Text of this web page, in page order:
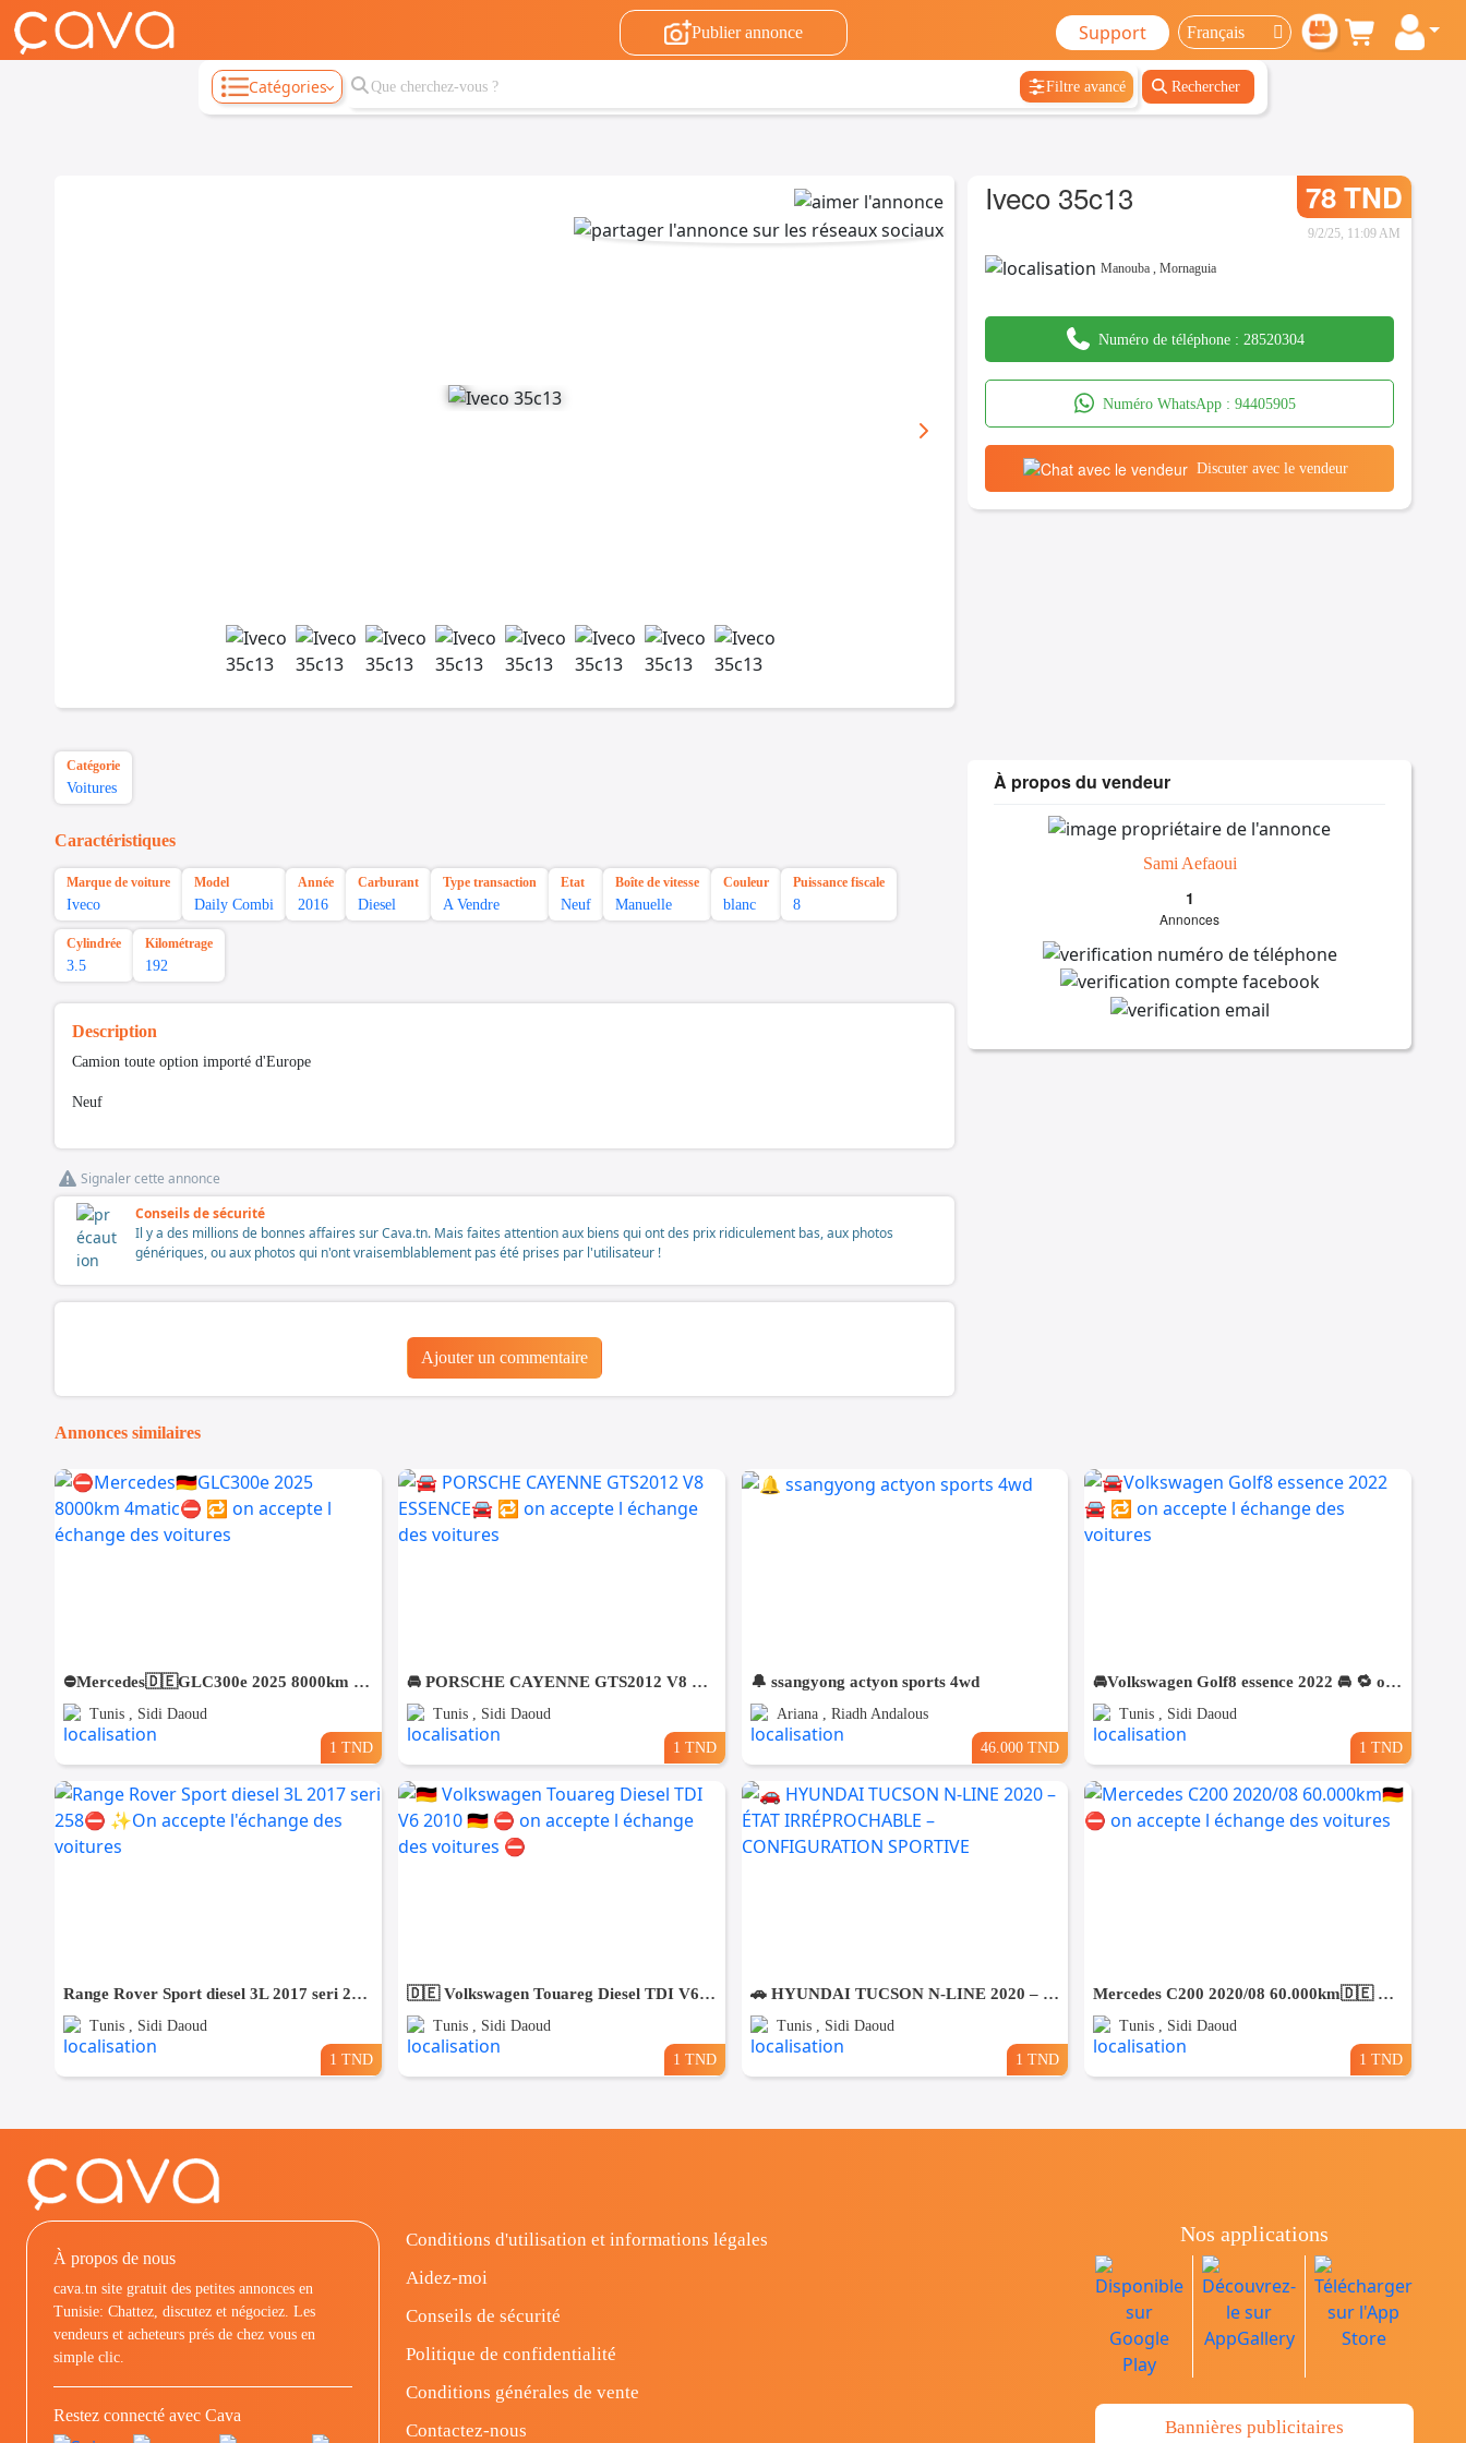
Publier annonce Support
Catégories Filtre avancé Rechercher
Iveco 35c13 78 TND
9/2/25, 11:09 AM
Manouba ,Mornaguia
Numéro de téléphone : 28520304
Numéro WhatsApp :94405905
Discuter avec le vendeur
Catégorie
Voitures
Caractéristiques
Marque de voiture
Iveco
Model
Daily Combi
Année
2016
Carburant
Diesel
Type transaction
A Vendre
Etat
Neuf
Boîte de vitesse
Manuelle
Couleur
blanc
Puissance fiscale
8
Cylindrée
3.5
Kilométrage
192
Description
Camion toute option importé d'Europe
Neuf
Signaler cette annonce
Conseils de sécurité
Il y a des millions de bonnes affaires sur Cava.tn. Mais faites attention aux biens qui ont des prix ridiculement bas, aux photos
génériques, ou aux photos qui n'ont vraisemblablement pas été prises par l'utilisateur !
Ajouter un commentaire
À propos du vendeur
Sami Aefaoui
1
Annonces
Annonces similaires
⛔️Mercedes🇩🇪GLC300e 2025 8000km 4matic⛔️ 🔁 on accepte l échange des voitures
Tunis , Sidi Daoud
1 TND
🚘 PORSCHE CAYENNE GTS2012 V8 ESSENCE🚘 🔁 on accepte l échange des voitures
Tunis , Sidi Daoud
1 TND
🔔 ssangyong actyon sports 4wd
Ariana , Riadh Andalous
46.000 TND
🚘Volkswagen Golf8 essence 2022 🚘 🔁 on accepte l échange des voitures
Tunis , Sidi Daoud
1 TND
Range Rover Sport diesel 3L 2017 seri 258⛔️ ✨️On accepte l'échange des voitures
Tunis , Sidi Daoud
1 TND
🇩🇪 Volkswagen Touareg Diesel TDI V6 2010 🇩🇪 ⛔️ on accepte l échange des voitures ⛔️
Tunis , Sidi Daoud
1 TND
🚗 HYUNDAI TUCSON N-LINE 2020 – ÉTAT IRRÉPROCHABLE – CONFIGURATION SPORTIVE
Tunis , Sidi Daoud
1 TND
Mercedes C200 2020/08 60.000km🇩🇪 ⛔️ on accepte l échange des voitures
Tunis , Sidi Daoud
1 TND
À propos de nous
cava.tn site gratuit des petites annonces en
Tunisie: Chattez, discutez et négociez. Les
vendeurs et acheteurs prés de chez vous en
simple clic.
Restez connecté avec Cava
Conditions d'utilisation et informations légales
Aidez-moi
Conseils de sécurité
Politique de confidentialité
Conditions générales de vente
Contactez-nous
Nos applications
Bannières publicitaires